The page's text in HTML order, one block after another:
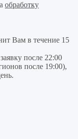
обработку
Вам в течение 15
после 22:00
после 19:00),